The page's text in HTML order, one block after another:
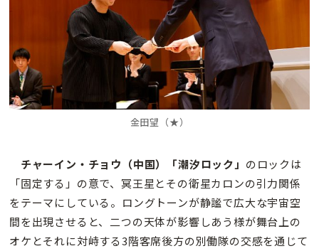
金田望 （★）
チャーイン・チョウ（中国）「潮汐ロック」 のロックは
「固定する」の意で、冥王星とその衛星カロンの引力関係
をテーマにしている。ロングトーンが静謐で広大な宇宙空
間を出現させると、二つの天体が影響しあう様が舞台上の
オケとそれに対峙する3階客席後方の別働隊の交感を通じて